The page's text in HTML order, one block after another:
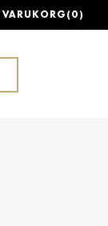
VARUKORG(0)